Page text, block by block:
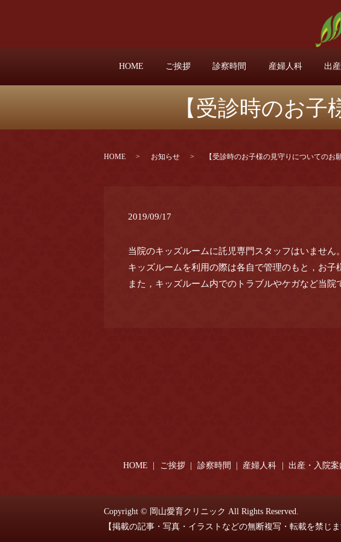
HOME ご挨拶 診察時間 産婦人科 出
【受診時のお子
HOME お知らせ 【受診時のお子様の見守りについてのお願
2019/09/17
当院のキッズルームに託児専門スタッフはいません。
キッズルームを利用の際は各自で管理のもと，お子
また，キッズルーム内でのトラブルやケガなど当院
HOME ご挨拶 診察時間 産婦人科 出産・入院案
Copyright © 岡山愛育クリニック All Rights Reserved.
【掲載の記事・写真・イラストなどの無断複写・転載を禁じま